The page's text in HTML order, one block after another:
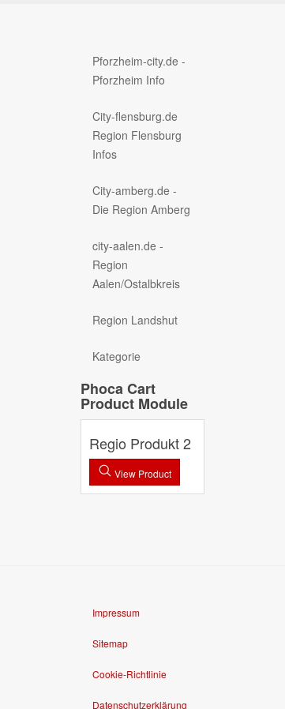
Pforzheim-city.de -
Pforzheim Info
City-flensburg.de
Region Flensburg
Infos
City-amberg.de -
Die Region Amberg
city-aalen.de -
Region
Aalen/Ostalbkreis
Region Landshut
Kategorie
Phoca Cart
Product Module
Regio Produkt 2
View Product
Impressum
Sitemap
Cookie-Richtlinie
Datenschutzerklärung